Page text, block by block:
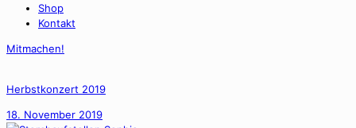
Shop
Kontakt
Mitmachen!
Herbstkonzert 2019
18. November 2019